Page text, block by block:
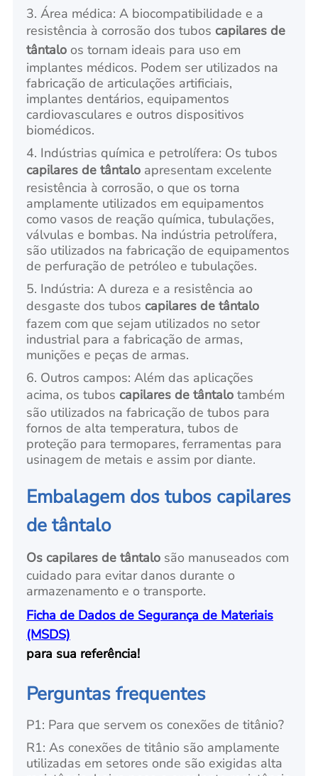
3. Área médica: A biocompatibilidade e a
resistência à corrosão dos tubos capilares de
tântalo os tornam ideais para uso em
implantes médicos. Podem ser utilizados na
fabricação de articulações artificiais,
implantes dentários, equipamentos
cardiovasculares e outros dispositivos
biomédicos.
4. Indústrias química e petrolífera: Os tubos
capilares de tântalo apresentam excelente
resistência à corrosão, o que os torna
amplamente utilizados em equipamentos
como vasos de reação química, tubulações,
válvulas e bombas. Na indústria petrolífera,
são utilizados na fabricação de equipamentos
de perfuração de petróleo e tubulações.
5. Indústria: A dureza e a resistência ao
desgaste dos tubos capilares de tântalo
fazem com que sejam utilizados no setor
industrial para a fabricação de armas,
munições e peças de armas.
6. Outros campos: Além das aplicações
acima, os tubos capilares de tântalo também
são utilizados na fabricação de tubos para
fornos de alta temperatura, tubos de
proteção para termopares, ferramentas para
usinagem de metais e assim por diante.
Embalagem dos tubos capilares
de tântalo
Os capilares de tântalo são manuseados com
cuidado para evitar danos durante o
armazenamento e o transporte.
Ficha de Dados de Segurança de Materiais
(MSDS)
para sua referência!
Perguntas frequentes
P1: Para que servem os conexões de titânio?
R1: As conexões de titânio são amplamente
utilizadas em setores onde são exigidas alta